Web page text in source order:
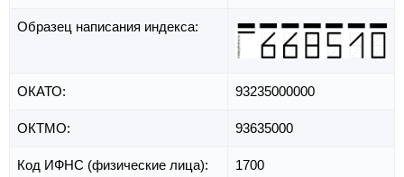
Образец написания индекса:
ОКАТО: 93235000000
ОКТМО: 93635000
Код ИФНС (физические лица): 1700